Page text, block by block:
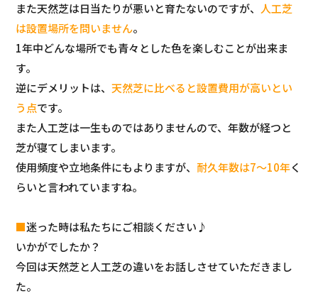
また天然芝は日当たりが悪いと育たないのですが、人工芝
は設置場所を問いません。
1年中どんな場所でも青々とした色を楽しむことが出来ま
す。
逆にデメリットは、天然芝に比べると設置費用が高いとい
う点です。
また人工芝は一生ものではありませんので、年数が経つと
芝が寝てしまいます。
使用頻度や立地条件にもよりますが、 耐久年数は7〜10年く
らいと言われていますね。
■迷った時は私たちにご相談ください♪
いかがでしたか？
今回は天然芝と人工芝の違いをお話しさせていただきまし
た。